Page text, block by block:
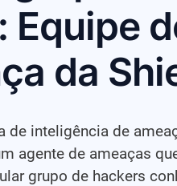
Equipe
da
de inteligência de
agente de ameaças
grupo de hackers